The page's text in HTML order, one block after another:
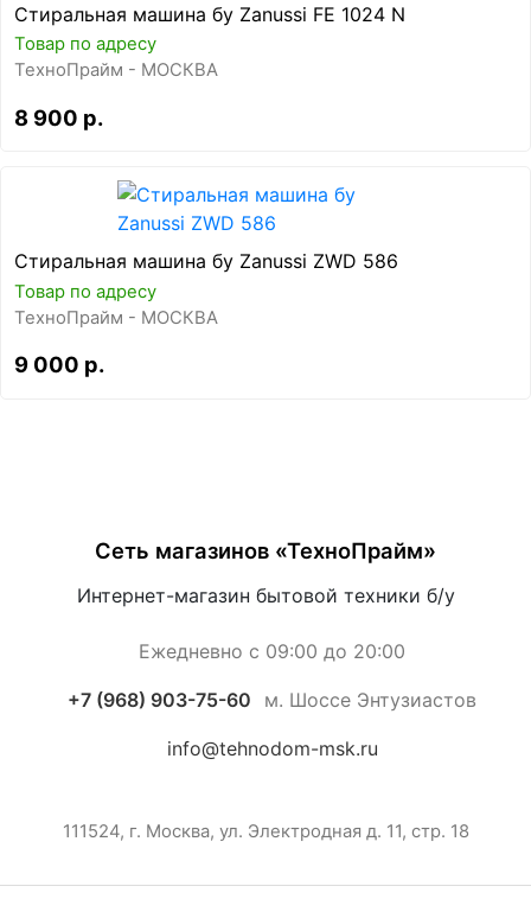
Стиральная машина бу Zanussi FE 1024 N
Товар по адресу
ТехноПрайм - МОСКВА
8 900 р.
Стиральная машина бу Zanussi ZWD 586
Товар по адресу
ТехноПрайм - МОСКВА
9 000 р.
Сеть магазинов «ТехноПрайм»
Интернет-магазин бытовой техники б/у
Ежедневно с 09:00 до 20:00
+7 (968) 903-75-60 м. Шоссе Энтузиастов
info@tehnodom-msk.ru
111524, г. Москва, ул. Электродная д. 11, стр. 18